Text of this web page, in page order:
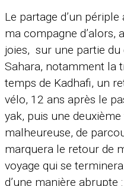
Le partage d’un
ma compagne d’alors,
joies, sur une partie
Sahara, notamment la
temps de Kadhafi, un
vélo, 12 ans après le
yak, puis une
malheureuse, de
marquera le retour de
voyage qui se
d’une manière abrupte